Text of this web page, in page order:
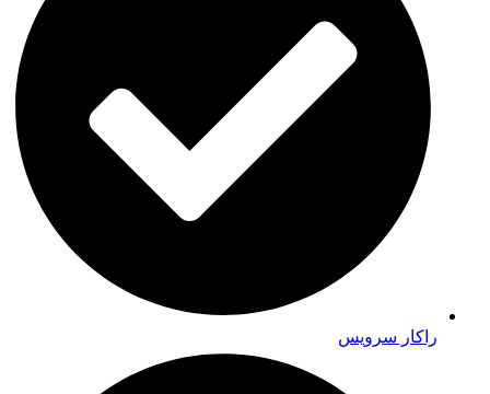
راکار سرویس